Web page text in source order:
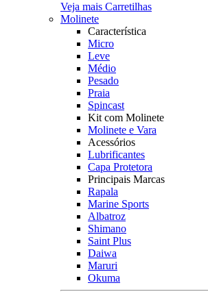
Veja mais Carretilhas
Molinete
Característica
Micro
Leve
Médio
Pesado
Praia
Spincast
Kit com Molinete
Molinete e Vara
Acessórios
Lubrificantes
Capa Protetora
Principais Marcas
Rapala
Marine Sports
Albatroz
Shimano
Saint Plus
Daiwa
Maruri
Okuma